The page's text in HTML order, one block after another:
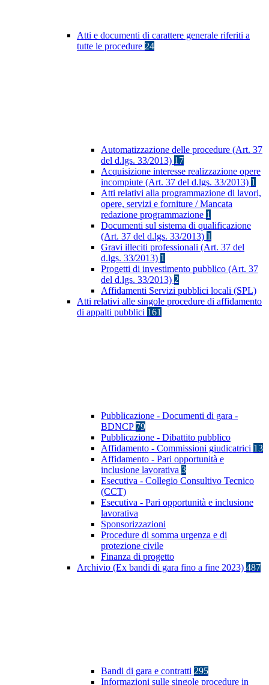
Atti e documenti di carattere generale riferiti a
tutte le procedure 24
Automatizzazione delle procedure (Art. 37
del d.lgs. 33/2013) 17
Acquisizione interesse realizzazione opere
incompiute (Art. 37 del d.lgs. 33/2013) 1
Atti relativi alla programmazione di lavori,
opere, servizi e forniture / Mancata
redazione programmazione 1
Documenti sul sistema di qualificazione
(Art. 37 del d.lgs. 33/2013) 1
Gravi illeciti professionali (Art. 37 del
d.lgs. 33/2013) 1
Progetti di investimento pubblico (Art. 37
del d.lgs. 33/2013) 2
Affidamenti Servizi pubblici locali (SPL)
Atti relativi alle singole procedure di affidamento
di appalti pubblici 161
Pubblicazione - Documenti di gara -
BDNCP 79
Pubblicazione - Dibattito pubblico
Affidamento - Commissioni giudicatrici 13
Affidamento - Pari opportunità e
inclusione lavorativa 3
Esecutiva - Collegio Consultivo Tecnico
(CCT)
Esecutiva - Pari opportunità e inclusione
lavorativa
Sponsorizzazioni
Procedure di somma urgenza e di
protezione civile
Finanza di progetto
Archivio (Ex bandi di gara fino a fine 2023) 487
Bandi di gara e contratti 295
Informazioni sulle singole procedure in